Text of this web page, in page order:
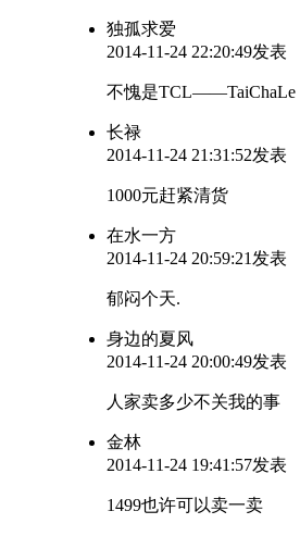
独孤求爱
2014-11-24 22:20:49发表
不愧是TCL——TaiChaLe
长禄
2014-11-24 21:31:52发表
1000元赶紧清货
在水一方
2014-11-24 20:59:21发表
郁闷个天.
身边的夏风
2014-11-24 20:00:49发表
人家卖多少不关我的事
金林
2014-11-24 19:41:57发表
1499也许可以卖一卖